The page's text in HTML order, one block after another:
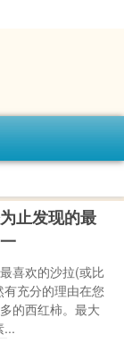
止发现的最
喜欢的沙拉(或比
充分的理由在您
的西红柿。最大
...